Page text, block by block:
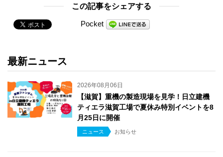
この記事をシェアする
Pocket
最新ニュース
2026年08月06日
【滋賀】重機の製造現場を見学！日立建機
ティエラ滋賀工場で夏休み特別イベントを8
月25日に開催
ニュース お知らせ